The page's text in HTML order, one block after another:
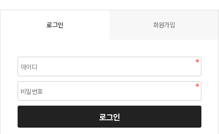
로그인 회원가입
로그인